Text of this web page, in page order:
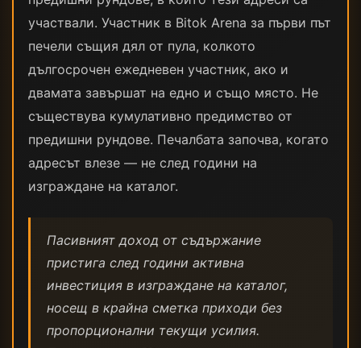
участвали. Участник в Bitok Arena за първи път
печели същия дял от пула, колкото
дългосрочен ежедневен участник, ако и
двамата завършат на едно и също място. Не
съществува кумулативно предимство от
предишни рундове. Печалбата започва, когато
адресът влезе — не след години на
изграждане на каталог.
Пасивният доход от съдържание
пристига след години активна
инвестиция в изграждане на каталог,
носещ в крайна сметка приходи без
пропорционални текущи усилия.